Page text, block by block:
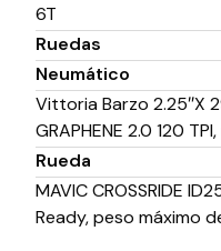
6T
Ruedas
Neumático
Vittoria Barzo 2.25″X
GRAPHENE 2.0 120
Rueda
MAVIC CROSSRIDE
Ready, peso máximo